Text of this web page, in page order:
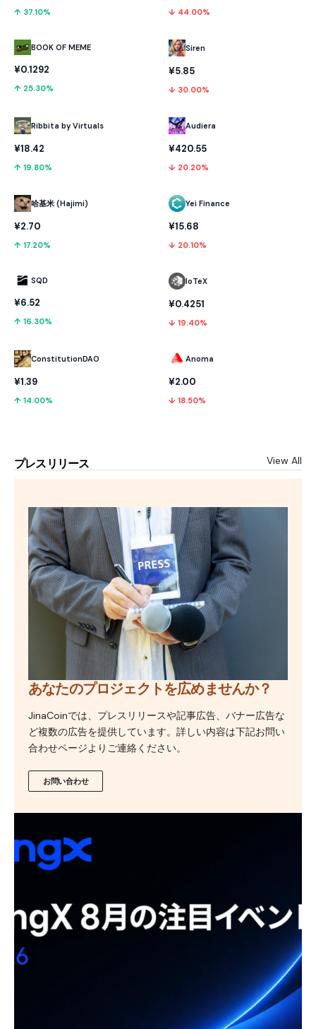
↑ 37.10%
BOOK OF MEME
¥0.1292
↑ 25.30%
Ribbita by Virtuals
¥18.42
↑ 19.80%
哈基米 (Hajimi)
¥2.70
↑ 17.20%
SQD
¥6.52
↑ 16.30%
ConstitutionDAO
¥1.39
↑ 14.00%
↓ 44.00%
Siren
¥5.85
↓ 30.00%
Audiera
¥420.55
↓ 20.20%
Yei Finance
¥15.68
↓ 20.10%
IoTeX
¥0.4251
↓ 19.40%
Anoma
¥2.00
↓ 18.50%
プレスリリース View All
あなたのプロジェクトを広めませんか？
JinaCoinでは、プレスリリースや記事広告、バナー広告な
ど複数の広告を提供しています。詳しい内容は下記お問い
合わせページよりご連絡ください。
お問い合わせ